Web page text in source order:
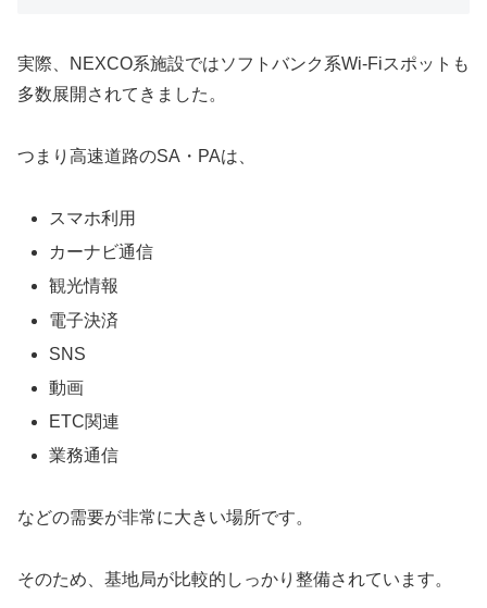
実際、NEXCO系施設ではソフトバンク系Wi-Fiスポットも
多数展開されてきました。
つまり高速道路のSA・PAは、
スマホ利用
カーナビ通信
観光情報
電子決済
SNS
動画
ETC関連
業務通信
などの需要が非常に大きい場所です。
そのため、基地局が比較的しっかり整備されています。